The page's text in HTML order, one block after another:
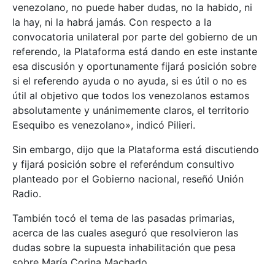
venezolano, no puede haber dudas, no la habido, ni
la hay, ni la habrá jamás. Con respecto a la
convocatoria unilateral por parte del gobierno de un
referendo, la Plataforma está dando en este instante
esa discusión y oportunamente fijará posición sobre
si el referendo ayuda o no ayuda, si es útil o no es
útil al objetivo que todos los venezolanos estamos
absolutamente y unánimemente claros, el territorio
Esequibo es venezolano», indicó Pilieri.
Sin embargo, dijo que la Plataforma está discutiendo
y fijará posición sobre el referéndum consultivo
planteado por el Gobierno nacional, reseñó Unión
Radio.
También tocó el tema de las pasadas primarias,
acerca de las cuales aseguró que resolvieron las
dudas sobre la supuesta inhabilitación que pesa